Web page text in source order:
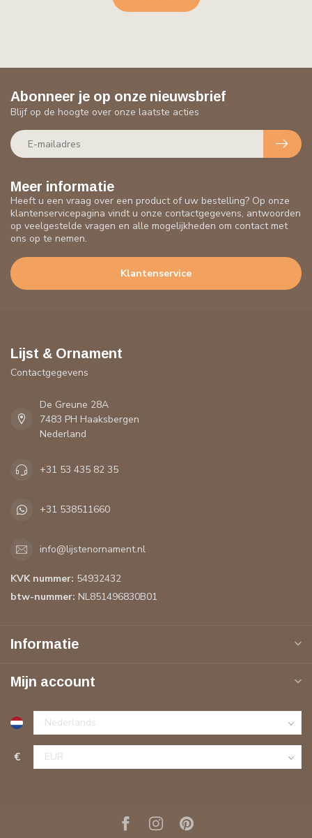
Meer informatie
Heeft u een vraag over een product of uw bestelling? Op onze
klantenservicepagina vindt u onze contactgegevens, antwoorden
op veelgestelde vragen en alle mogelijkheden om contact met
ons op te nemen.
Klantenservice
Abonneer je op onze nieuwsbrief
Blijf op de hoogte over onze laatste acties
Lijst & Ornament
Contactgegevens
De Greune 28A
7483 PH Haaksbergen
Nederland
+31 53 435 82 35
+31 538511660
info@lijstenornament.nl
KVK nummer: 54932432
btw-nummer: NL851496830B01
Informatie
Mijn account
€